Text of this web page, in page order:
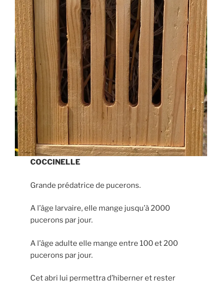
COCCINELLE
Grande prédatrice de pucerons.
A l’âge larvaire, elle mange jusqu’à 2000
pucerons par jour.
A l’âge adulte elle mange entre 100 et 200
pucerons par jour.
Cet abri lui permettra d’hiberner et rester